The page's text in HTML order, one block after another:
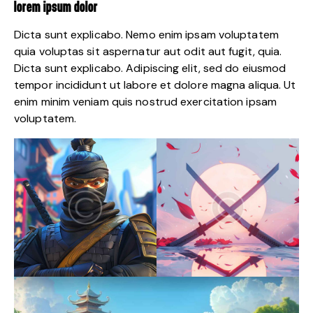
LOREM IPSUM DOLOR
Dicta sunt explicabo. Nemo enim ipsam voluptatem
quia voluptas sit aspernatur aut odit aut fugit, quia.
Dicta sunt explicabo. Adipiscing elit, sed do eiusmod
tempor incididunt ut labore et dolore magna aliqua. Ut
enim minim veniam quis nostrud exercitation ipsam
voluptatem.